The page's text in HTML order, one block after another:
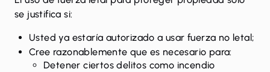
se justifica si:
Usted ya estaría autorizado a usar fuerza no letal;
Cree razonablemente que es necesario para:
Detener ciertos delitos como incendio